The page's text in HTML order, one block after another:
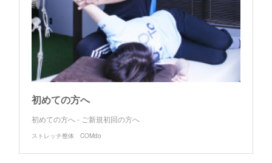
初めての方へ
初めての方へ - ご新規初回の方へ
ストレッチ整体 COMdo